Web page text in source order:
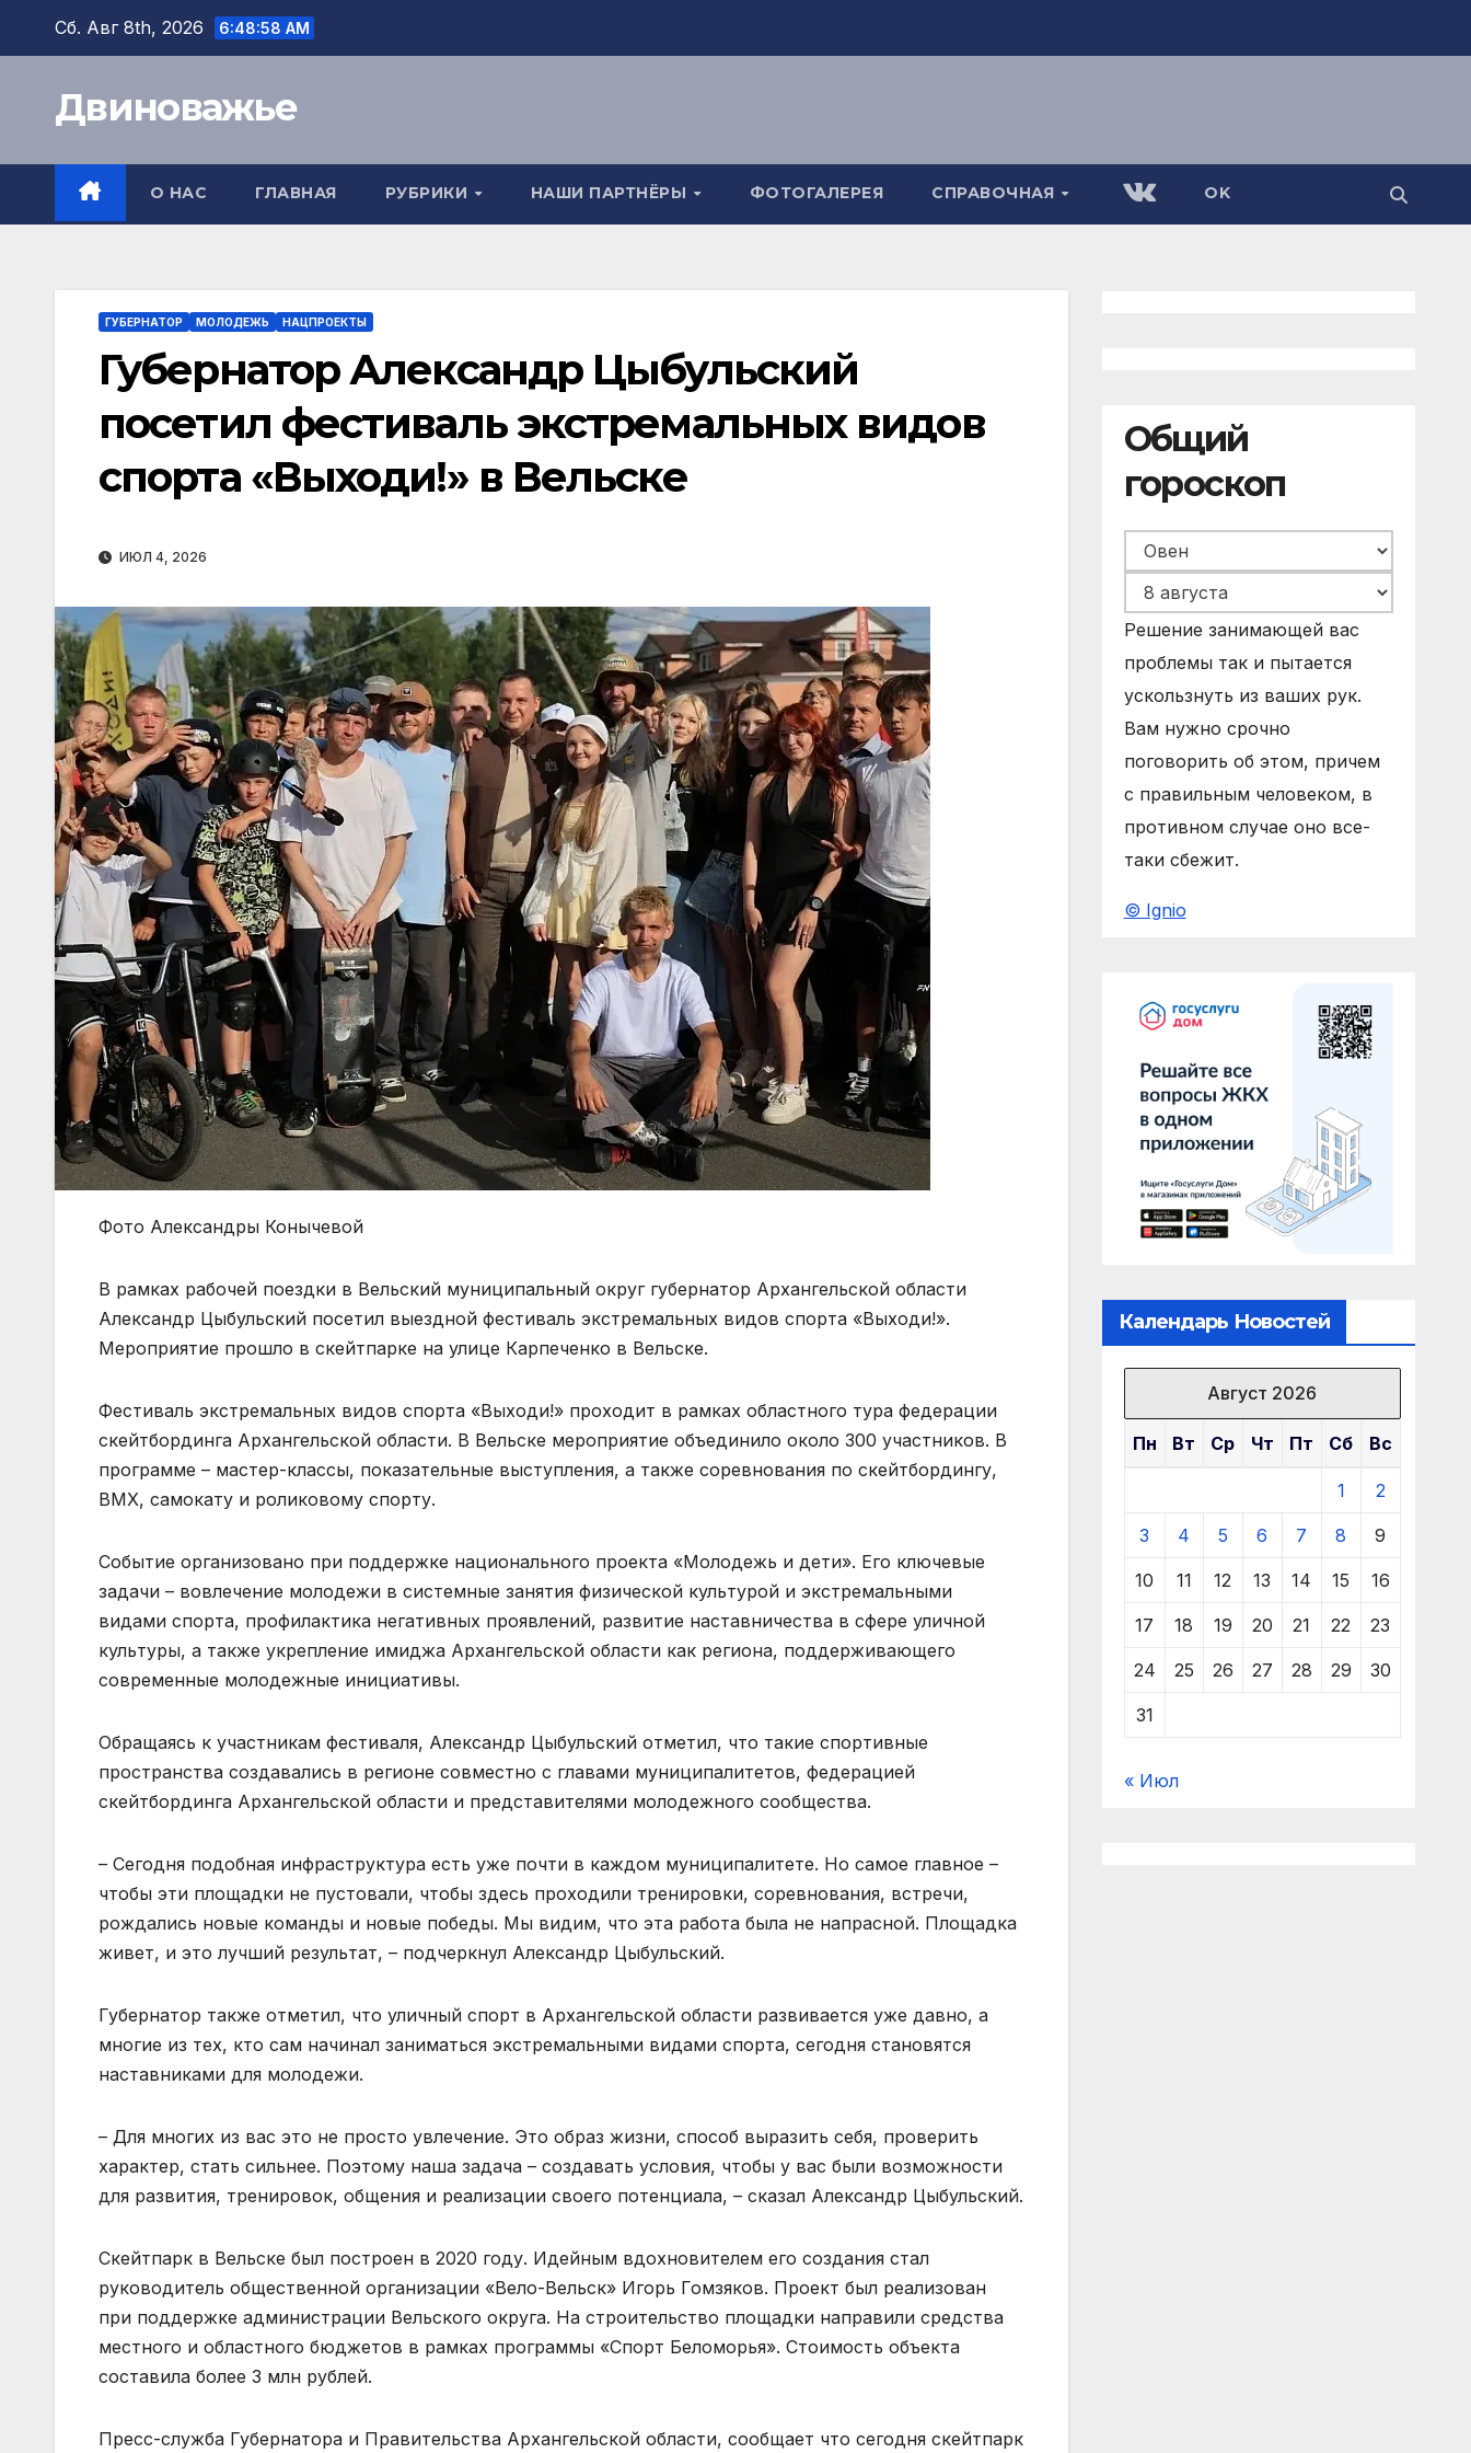
Перейти
Сб. Авг 8th, 2026 6:48:59 AM
Двиноважье
О НАС ГЛАВНАЯ РУБРИКИ НАШИ ПАРТНЁРЫ ФОТОГАЛЕРЕЯ СПРАВОЧНАЯ OK
ГУБЕРНАТОР МОЛОДЕЖЬ НАЦПРОЕКТЫ
Губернатор Александр Цыбульский
посетил фестиваль экстремальных видов
спорта «Выходи!» в Вельске
ИЮЛ 4, 2026
Фото Александры Конычевой
В рамках рабочей поездки в Вельский муниципальный округ губернатор Архангельской области
Александр Цыбульский посетил выездной фестиваль экстремальных видов спорта «Выходи!».
Мероприятие прошло в скейтпарке на улице Карпеченко в Вельске.
Фестиваль экстремальных видов спорта «Выходи!» проходит в рамках областного тура федерации
скейтбординга Архангельской области. В Вельске мероприятие объединило около 300 участников. В
программе – мастер-классы, показательные выступления, а также соревнования по скейтбордингу,
BMX, самокату и роликовому спорту.
Событие организовано при поддержке национального проекта «Молодежь и дети». Его ключевые
задачи – вовлечение молодежи в системные занятия физической культурой и экстремальными
видами спорта, профилактика негативных проявлений, развитие наставничества в сфере уличной
культуры, а также укрепление имиджа Архангельской области как региона, поддерживающего
современные молодежные инициативы.
Обращаясь к участникам фестиваля, Александр Цыбульский отметил, что такие спортивные
пространства создавались в регионе совместно с главами муниципалитетов, федерацией
скейтбординга Архангельской области и представителями молодежного сообщества.
– Сегодня подобная инфраструктура есть уже почти в каждом муниципалитете. Но самое главное –
чтобы эти площадки не пустовали, чтобы здесь проходили тренировки, соревнования, встречи,
рождались новые команды и новые победы. Мы видим, что эта работа была не напрасной. Площадка
живет, и это лучший результат, – подчеркнул Александр Цыбульский.
Губернатор также отметил, что уличный спорт в Архангельской области развивается уже давно, а
многие из тех, кто сам начинал заниматься экстремальными видами спорта, сегодня становятся
наставниками для молодежи.
– Для многих из вас это не просто увлечение. Это образ жизни, способ выразить себя, проверить
характер, стать сильнее. Поэтому наша задача – создавать условия, чтобы у вас были возможности
для развития, тренировок, общения и реализации своего потенциала, – сказал Александр Цыбульский.
Скейтпарк в Вельске был построен в 2020 году. Идейным вдохновителем его создания стал
руководитель общественной организации «Вело-Вельск» Игорь Гомзяков. Проект был реализован
при поддержке администрации Вельского округа. На строительство площадки направили средства
местного и областного бюджетов в рамках программы «Спорт Беломорья». Стоимость объекта
составила более 3 млн рублей.
Пресс-служба Губернатора и Правительства Архангельской области, сообщает что сегодня скейтпарк
Общий
гороскоп
Решение занимающей вас
проблемы так и пытается
ускользнуть из ваших рук.
Вам нужно срочно
поговорить об этом, причем
с правильным человеком, в
противном случае оно все-
таки сбежит.
© Ignio
Календарь Новостей
Август 2026
Пн Вт Ср Чт Пт Сб Вс
1 2
3 4 5 6 7 8 9
10 11 12 13 14 15 16
17 18 19 20 21 22 23
24 25 26 27 28 29 30
31
« Июл